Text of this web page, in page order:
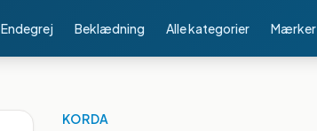
Endegrej Beklædning Alle kategorier Mærker
KORDA